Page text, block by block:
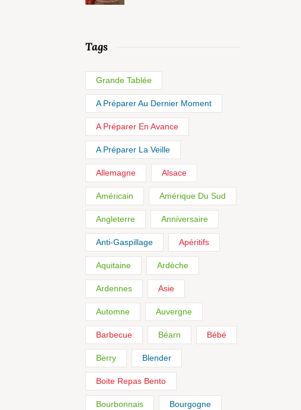
Tags
Grande Tablée
A Préparer Au Dernier Moment
A Préparer En Avance
A Préparer La Veille
Allemagne Alsace
Américain Amérique Du Sud
Angleterre Anniversaire
Anti-Gaspillage Apéritifs
Aquitaine Ardèche
Ardennes Asie
Automne Auvergne
Barbecue Béarn Bébé
Berry Blender
Boite Repas Bento
Bourbonnais Bourgogne